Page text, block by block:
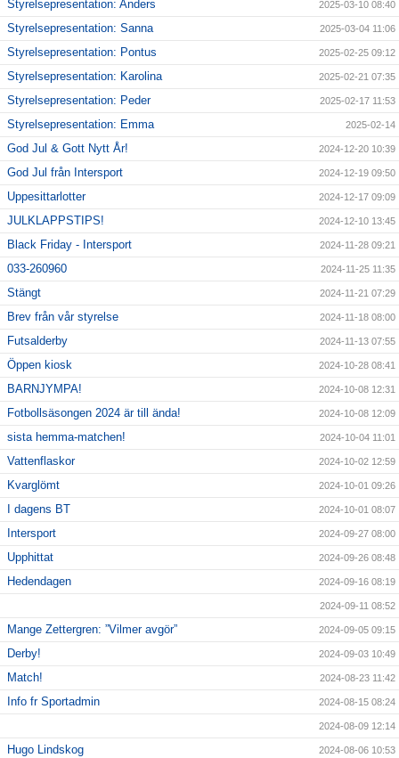
Styrelsepresentation: Anders 2025-03-10 08:40
Styrelsepresentation: Sanna 2025-03-04 11:06
Styrelsepresentation: Pontus 2025-02-25 09:12
Styrelsepresentation: Karolina 2025-02-21 07:35
Styrelsepresentation: Peder 2025-02-17 11:53
Styrelsepresentation: Emma 2025-02-14
God Jul & Gott Nytt År! 2024-12-20 10:39
God Jul från Intersport 2024-12-19 09:50
Uppesittarlotter 2024-12-17 09:09
JULKLAPPSTIPS! 2024-12-10 13:45
Black Friday - Intersport 2024-11-28 09:21
033-260960 2024-11-25 11:35
Stängt 2024-11-21 07:29
Brev från vår styrelse 2024-11-18 08:00
Futsalderby 2024-11-13 07:55
Öppen kiosk 2024-10-28 08:41
BARNJYMPA! 2024-10-08 12:31
Fotbollsäsongen 2024 är till ända! 2024-10-08 12:09
sista hemma-matchen! 2024-10-04 11:01
Vattenflaskor 2024-10-02 12:59
Kvarglömt 2024-10-01 09:26
I dagens BT 2024-10-01 08:07
Intersport 2024-09-27 08:00
Upphittat 2024-09-26 08:48
Hedendagen 2024-09-16 08:19
2024-09-11 08:52
Mange Zettergren: ”Vilmer avgör” 2024-09-05 09:15
Derby! 2024-09-03 10:49
Match! 2024-08-23 11:42
Info fr Sportadmin 2024-08-15 08:24
2024-08-09 12:14
Hugo Lindskog 2024-08-06 10:53